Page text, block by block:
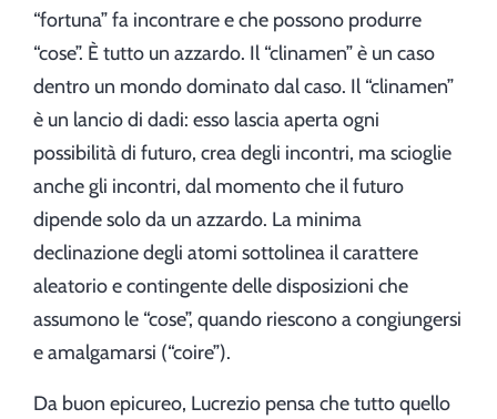
“fortuna” fa incontrare e che possono produrre
“cose”. È tutto un azzardo. Il “clinamen” è un caso
dentro un mondo dominato dal caso. Il “clinamen”
è un lancio di dadi: esso lascia aperta ogni
possibilità di futuro, crea degli incontri, ma scioglie
anche gli incontri, dal momento che il futuro
dipende solo da un azzardo. La minima
declinazione degli atomi sottolinea il carattere
aleatorio e contingente delle disposizioni che
assumono le “cose”, quando riescono a congiungersi
e amalgamarsi (“coire”).
Da buon epicureo, Lucrezio pensa che tutto quello